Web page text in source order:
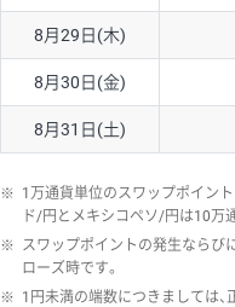
8月29日(木)
8月30日(金)
8月31日(土)
※ 1万通貨単位のスワップポイン
ド/円とメキシコペソ/円は10万
※ スワップポイントの発生ならび
ローズ時です。
※ 1円未満の端数につきましては